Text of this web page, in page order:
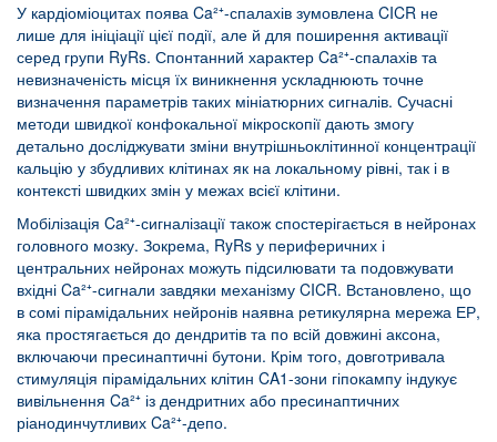
У кардіоміоцитах поява Ca²⁺-спалахів зумовлена CICR не
лише для ініціації цієї події, але й для поширення активації
серед групи RyRs. Спонтанний характер Ca²⁺-спалахів та
невизначеність місця їх виникнення ускладнюють точне
визначення параметрів таких мініатюрних сигналів. Сучасні
методи швидкої конфокальної мікроскопії дають змогу
детально досліджувати зміни внутрішньоклітинної концентрації
кальцію у збудливих клітинах як на локальному рівні, так і в
контексті швидких змін у межах всієї клітини.
Мобілізація Ca²⁺-сигналізації також спостерігається в нейронах
головного мозку. Зокрема, RyRs у периферичних і
центральних нейронах можуть підсилювати та подовжувати
вхідні Ca²⁺-сигнали завдяки механізму CICR. Встановлено, що
в сомі пірамідальних нейронів наявна ретикулярна мережа ЕР,
яка простягається до дендритів та по всій довжині аксона,
включаючи пресинаптичні бутони. Крім того, довготривала
стимуляція пірамідальних клітин CA1-зони гіпокампу індукує
вивільнення Ca²⁺ із дендритних або пресинаптичних
ріанодинчутливих Ca²⁺-депо.